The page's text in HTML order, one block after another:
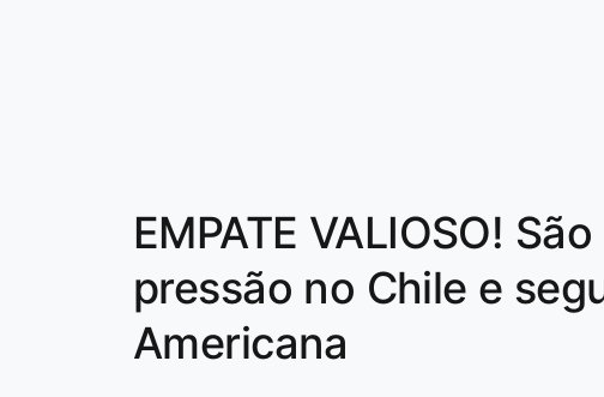
EMPATE VALIOSO!
pressão no Chile e
Americana